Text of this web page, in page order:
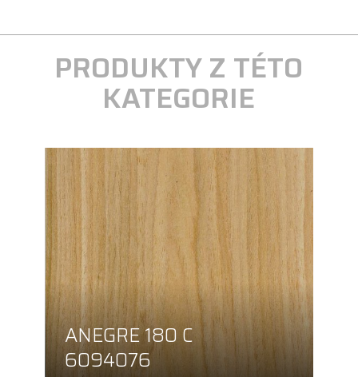
PRODUKTY Z TÉTO
KATEGORIE
ANEGRE 180 C
6094076